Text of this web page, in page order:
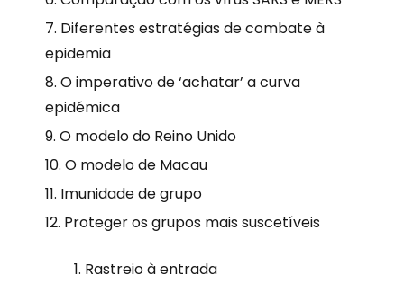
Diferentes estratégias de combate à
epidemia
O imperativo de ‘achatar’ a curva
epidémica
O modelo do Reino Unido
O modelo de Macau
Imunidade de grupo
Proteger os grupos mais suscetíveis
Rastreio à entrada